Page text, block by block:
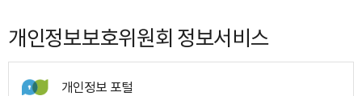
개인정보보호위원회 정보서비스
개인정보 포털